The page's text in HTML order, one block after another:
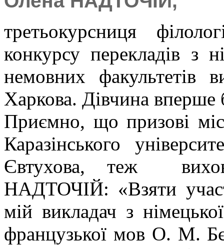
третьокурсниця
конкурсу перекладів з
немовних факультетів
Харкова. Дівчина вперше
Приємно, що призові
Каразінського
Євтухова, теж
НАДТОЧІЙ: «Взяти
мій викладач з
французької мов О. М.